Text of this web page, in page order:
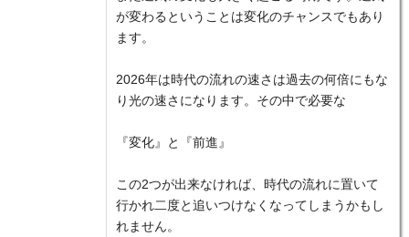
が変わるということは変化のチャンスでもあり
ます。
2026年は時代の流れの速さは過去の何倍にもな
り光の速さになります。その中で必要な
『変化』と『前進』
この2つが出来なければ、時代の流れに置いて
行かれ二度と追いつけなくなってしまうかもし
れません。